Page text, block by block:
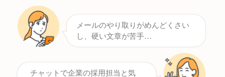
メールのやり取りがめんどくさい
し、硬い文章が苦手…
チャットで企業の採用担当と気